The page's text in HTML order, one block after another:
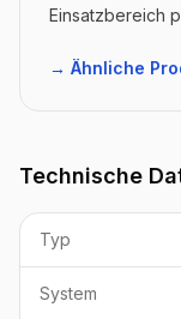
Einsatzbereich
→ Ähnliche
Technische
Typ
System